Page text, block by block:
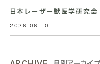
日本レーザー獣医学研究会
2026.06.10